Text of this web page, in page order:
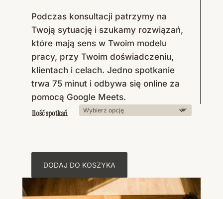
Podczas konsultacji patrzymy na
Twoją sytuację i szukamy rozwiązań,
które mają sens w Twoim modelu
pracy, przy Twoim doświadczeniu,
klientach i celach. Jedno spotkanie
trwa 75 minut i odbywa się online za
pomocą Google Meets.
Ilość spotkań
DODAJ DO KOSZYKA